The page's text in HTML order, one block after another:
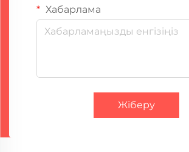
Хабарлама
Жіберу